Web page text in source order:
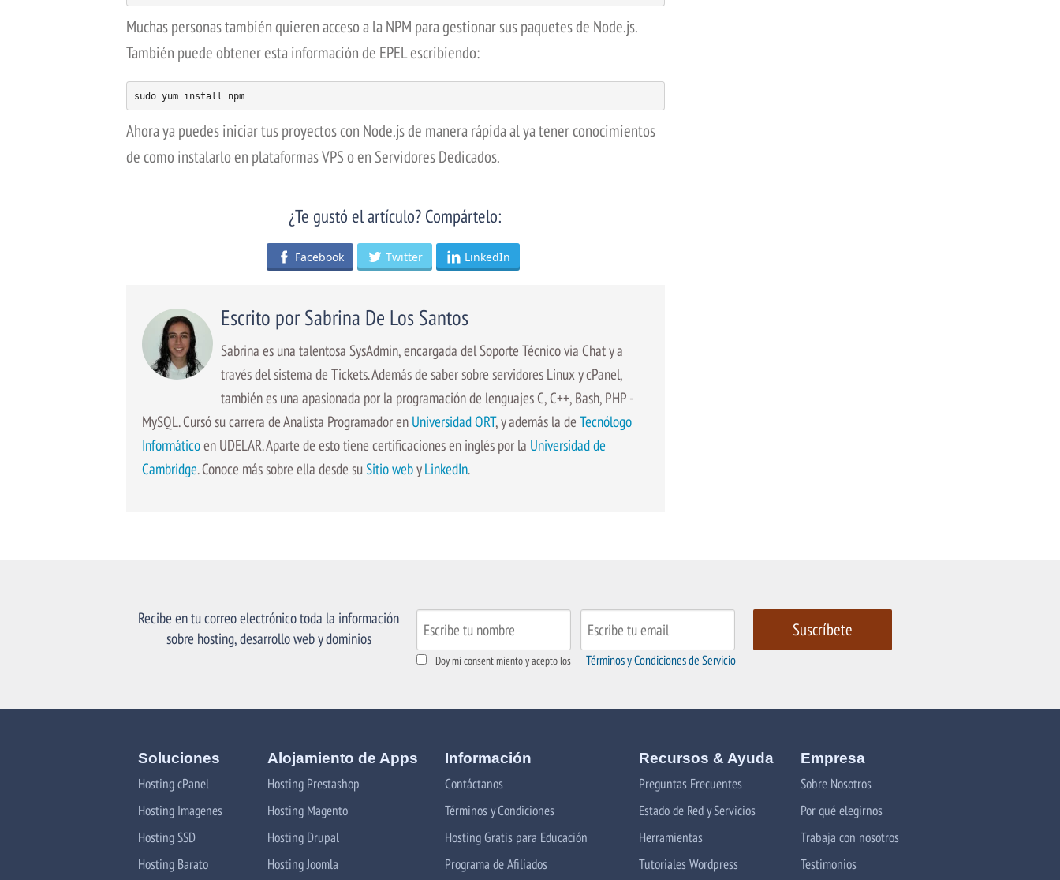
Muchas personas también quieren acceso a la NPM para gestionar sus paquetes de Node.js.
También puede obtener esta información de EPEL escribiendo:
sudo yum install npm
Ahora ya puedes iniciar tus proyectos con Node.js de manera rápida al ya tener conocimientos
de como instalarlo en plataformas VPS o en Servidores Dedicados.
¿Te gustó el artículo? Compártelo:
Facebook Twitter LinkedIn
Escrito por Sabrina De Los Santos
Sabrina es una talentosa SysAdmin, encargada del Soporte Técnico via Chat y a
través del sistema de Tickets. Además de saber sobre servidores Linux y cPanel,
también es una apasionada por la programación de lenguajes C, C++, Bash, PHP -
MySQL. Cursó su carrera de Analista Programador en Universidad ORT, y además la de Tecnólogo
Informáticoen UDELAR. Aparte de esto tiene certificaciones en inglés por la Universidad de
Cambridge. Conoce más sobre ella desde su Sitio webyLinkedIn.
Recibe en tu correo electrónico toda la información
sobre hosting, desarrollo web y dominios
Doy mi consentimiento y acepto los Términos y Condiciones de Servicio
Soluciones
Hosting cPanel
Hosting Imagenes
Hosting SSD
Hosting Barato
Alojamiento de Apps
Hosting Prestashop
Hosting Magento
Hosting Drupal
Hosting Joomla
Información
Contáctanos
Términos y Condiciones
Hosting Gratis para Educación
Programa de Afiliados
Recursos & Ayuda
Preguntas Frecuentes
Estado de Red y Servicios
Herramientas
Tutoriales Wordpress
Empresa
Sobre Nosotros
Por qué elegirnos
Trabaja con nosotros
Testimonios